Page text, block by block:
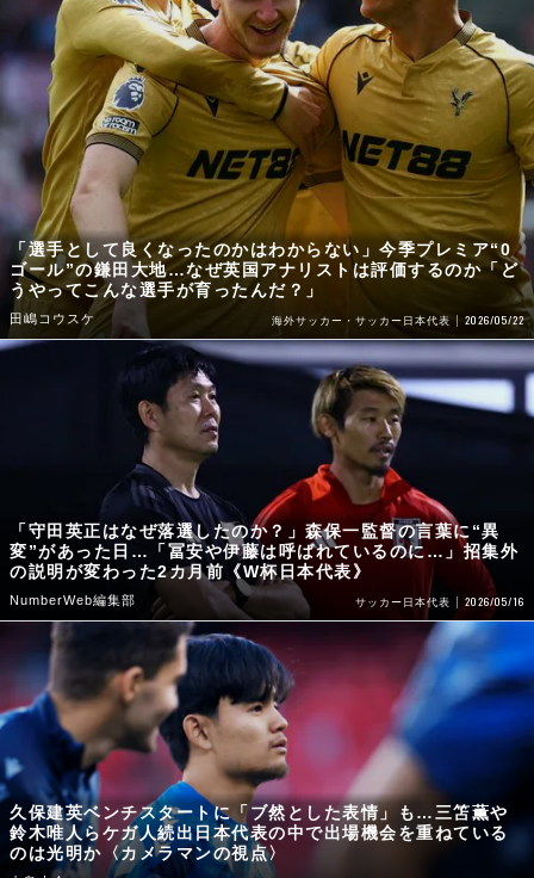
「選手として良くなったのかはわからない」今季プレミア“0
ゴール”の鎌田大地…なぜ英国アナリストは評価するのか「ど
うやってこんな選手が育ったんだ？」
田嶋コウスケ 海外サッカー・サッカー日本代表 2026/05/22
「守田英正はなぜ落選したのか？」森保一監督の言葉に“異
変”があった日…「冨安や伊藤は呼ばれているのに…」招集外
の説明が変わった2カ月前《W杯日本代表》
NumberWeb編集部 サッカー日本代表 2026/05/16
久保建英ベンチスタートに「ブ然とした表情」も…三笘薫や
鈴木唯人らケガ人続出日本代表の中で出場機会を重ねている
のは光明か〈カメラマンの視点〉